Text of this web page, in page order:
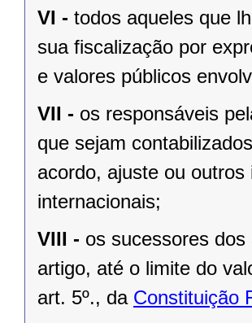
VI - todos aqueles que
sua fiscalização por
e valores públicos
VII - os responsáveis
que sejam
acordo, ajuste ou
internacionais;
VIII - os sucessores
artigo, até o limite do
art. 5º., da Constituição